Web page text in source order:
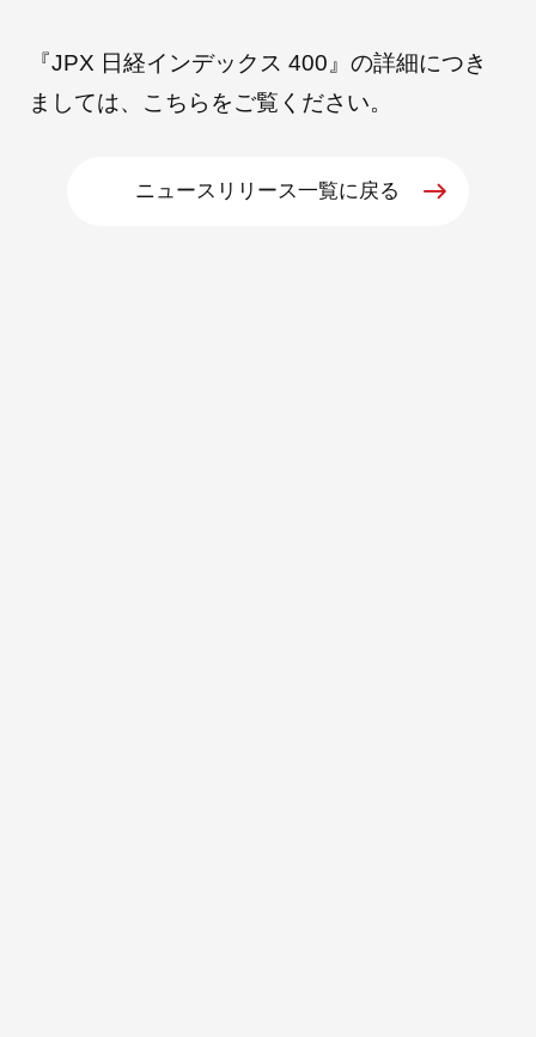
『JPX 日経インデックス 400』の詳細につき
ましては、
こちら をご覧ください。
ニュースリリース一覧に戻る